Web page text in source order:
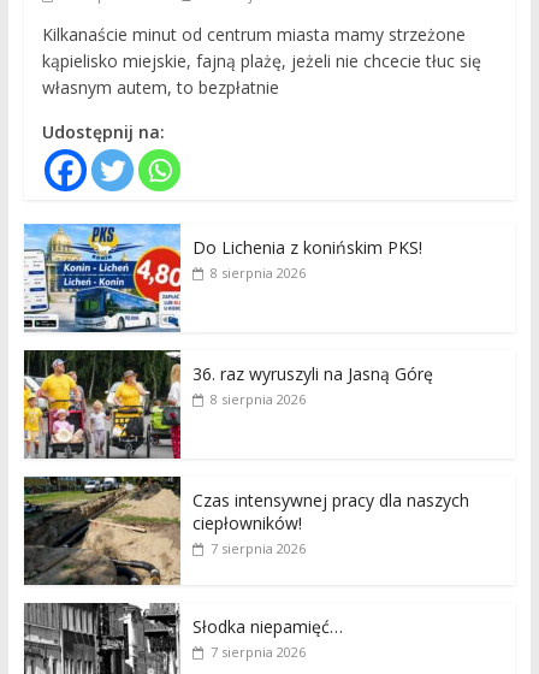
Kilkanaście minut od centrum miasta mamy strzeżone
kąpielisko miejskie, fajną plażę, jeżeli nie chcecie tłuc się
własnym autem, to bezpłatnie
Udostępnij na:
Do Lichenia z konińskim PKS!
8 sierpnia 2026
36. raz wyruszyli na Jasną Górę
8 sierpnia 2026
Czas intensywnej pracy dla naszych
ciepłowników!
7 sierpnia 2026
Słodka niepamięć…
7 sierpnia 2026